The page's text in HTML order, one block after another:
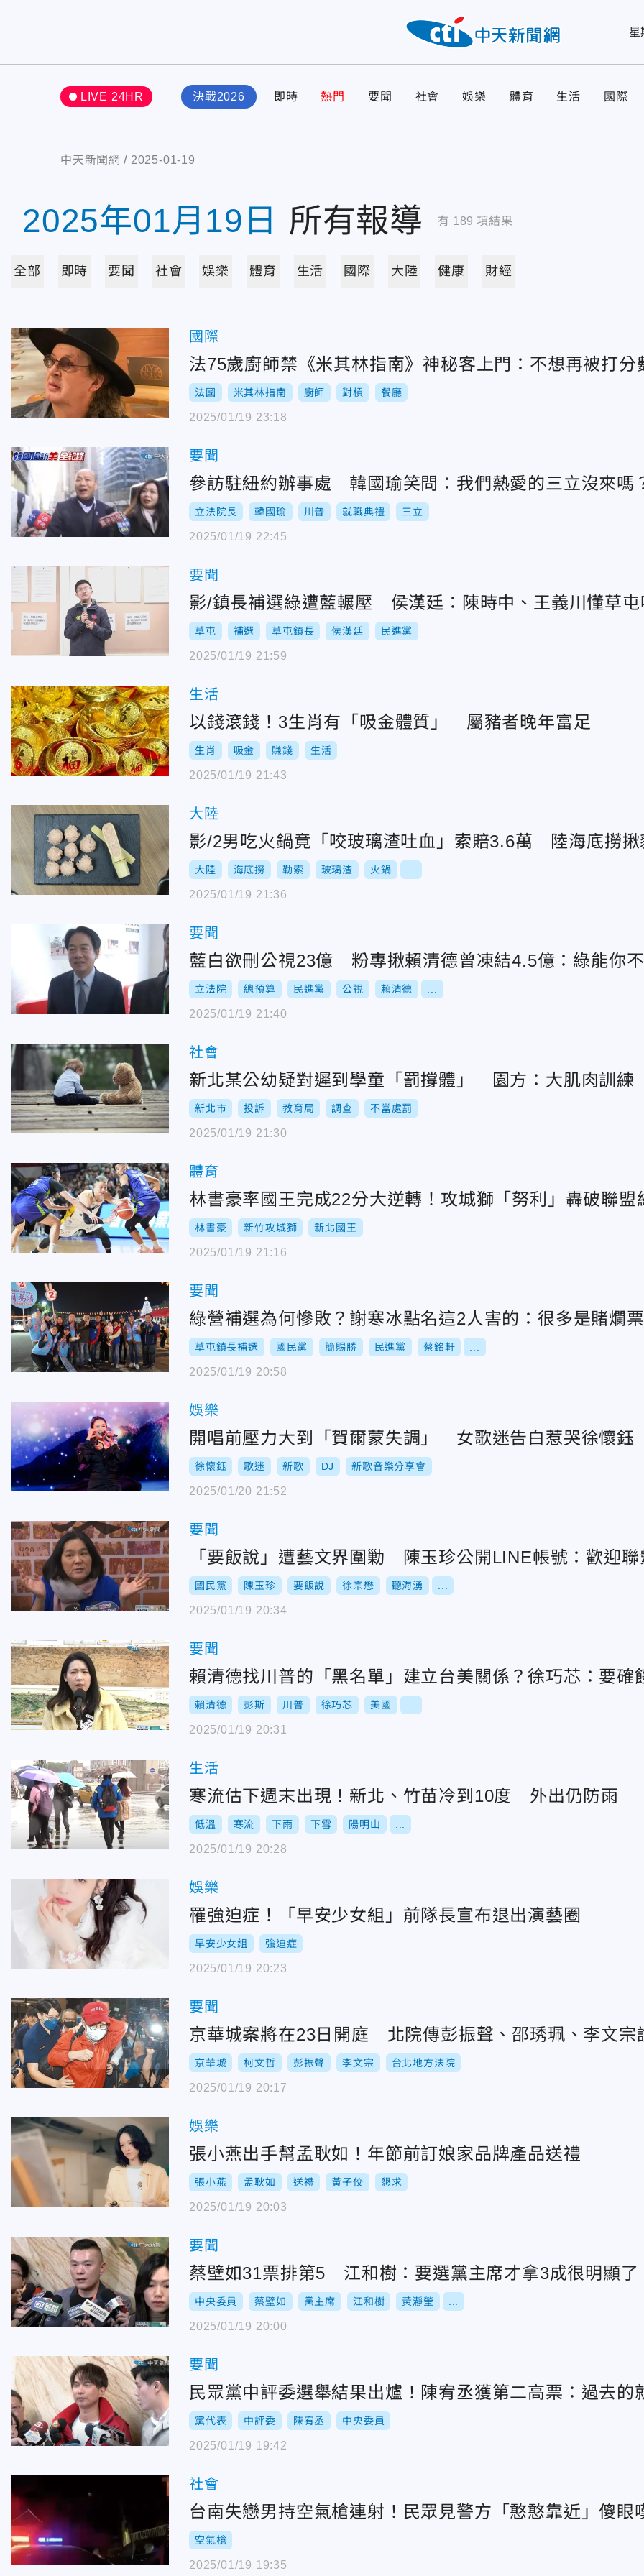
星
LIVE 24HR 決戰2026 即時 熱門 要聞 社會 娛樂 體育 生活 國際
中天新聞網 2025-01-19
2025年01月19日 所有報導 有 189 項結果
全部 即時 要聞 社會 娛樂 體育 生活 國際 大陸 健康 財經
國際
法75歲廚師禁《米其林指南》神秘客上門：不想再被打分
法國 米其林指南 廚師 對槓 餐廳
2025/01/19 23:18
要聞
參訪駐紐約辦事處 韓國瑜笑問：我們熱愛的三立沒來嗎
立法院長 韓國瑜 川普 就職典禮 三立
2025/01/19 22:45
要聞
影/鎮長補選綠遭藍輾壓 侯漢廷：陳時中、王義川懂草屯
草屯 補選 草屯鎮長 侯漢廷 民進黨
2025/01/19 21:59
生活
以錢滾錢！3生肖有「吸金體質」 屬豬者晚年富足
生肖 吸金 賺錢 生活
2025/01/19 21:43
大陸
影/2男吃火鍋竟「咬玻璃渣吐血」索賠3.6萬 陸海底撈揪
大陸 海底撈 勒索 玻璃渣 火鍋
2025/01/19 21:36
要聞
藍白欲刪公視23億 粉專揪賴清德曾凍結4.5億：綠能你
立法院 總預算 民進黨 公視 賴清德
2025/01/19 21:40
社會
新北某公幼疑對遲到學童「罰撐體」 園方：大肌肉訓練
新北市 投訴 教育局 調查 不當處罰
2025/01/19 21:30
體育
林書豪率國王完成22分大逆轉！攻城獅「努利」轟破聯盟
林書豪 新竹攻城獅 新北國王
2025/01/19 21:16
要聞
綠營補選為何慘敗？謝寒冰點名這2人害的：很多是賭爛票
草屯鎮長補選 國民黨 簡賜勝 民進黨 蔡銘軒
2025/01/19 20:58
娛樂
開唱前壓力大到「賀爾蒙失調」 女歌迷告白惹哭徐懷鈺
徐懷鈺 歌迷 新歌 DJ 新歌音樂分享會
2025/01/20 21:52
要聞
「要飯說」遭藝文界圍勦 陳玉珍公開LINE帳號：歡迎聯
國民黨 陳玉珍 要飯說 徐宗懋 聽海湧
2025/01/19 20:34
要聞
賴清德找川普的「黑名單」建立台美關係？徐巧芯：要確
賴清德 彭斯 川普 徐巧芯 美國
2025/01/19 20:31
生活
寒流估下週末出現！新北、竹苗冷到10度 外出仍防雨
低溫 寒流 下雨 下雪 陽明山
2025/01/19 20:28
娛樂
罹強迫症！「早安少女組」前隊長宣布退出演藝圈
早安少女組 強迫症
2025/01/19 20:23
要聞
京華城案將在23日開庭 北院傳彭振聲、邵琇珮、李文宗
京華城 柯文哲 彭振聲 李文宗 台北地方法院
2025/01/19 20:17
娛樂
張小燕出手幫孟耿如！年節前訂娘家品牌產品送禮
張小燕 孟耿如 送禮 黃子佼 懇求
2025/01/19 20:03
要聞
蔡壁如31票排第5 江和樹：要選黨主席才拿3成很明顯了
中央委員 蔡壁如 黨主席 江和樹 黃瀞瑩
2025/01/19 20:00
要聞
民眾黨中評委選舉結果出爐！陳宥丞獲第二高票：過去的
黨代表 中評委 陳宥丞 中央委員
2025/01/19 19:42
社會
台南失戀男持空氣槍連射！民眾見警方「憨憨靠近」傻眼
空氣槍
2025/01/19 19:35